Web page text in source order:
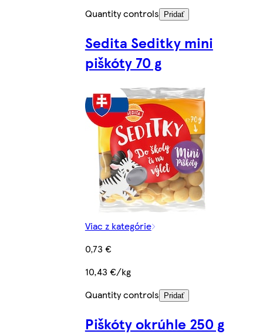
Quantity controls
Pridať
Sedita Seditky mini
piškóty 70 g
Viac z kategórie
0,73 €
10,43 €/kg
Quantity controls
Pridať
Piškóty okrúhle 250 g